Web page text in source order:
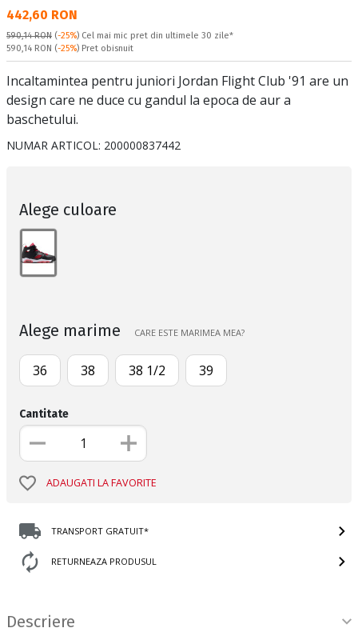
Текуща цена:
442,60 RON
590,14 RON (-25%) Cel mai mic pret din ultimele 30 zile*
Pret obisnuit:
590,14 RON (-25%) Pret obisnuit
Incaltamintea pentru juniori Jordan Flight Club '91 are un
design care ne duce cu gandul la epoca de aur a
baschetului.
NUMAR ARTICOL: 200000837442
Alege culoare
Alege marime CARE ESTE MARIMEA MEA?
36 38 38 1/2 39
Cantitate
ADAUGATI LA FAVORITE
TRANSPORT GRATUIT*
RETURNEAZA PRODUSUL
Descriere